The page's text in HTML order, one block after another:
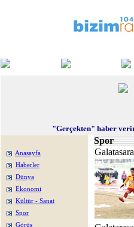
"Gerçekten" haber
Anasayfa
Haberler
Dünya
Ekonomi
Kültür - Sanat
Spor
Görüş
Spor